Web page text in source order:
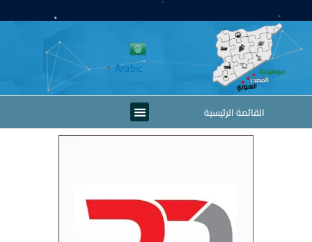
إلى
المحتوى
Arabic
▼
القائمة الرئيسية Menu